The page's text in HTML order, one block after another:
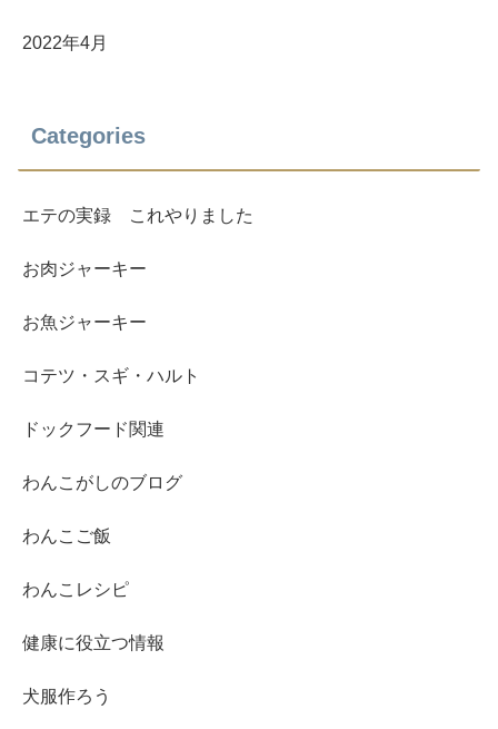
2022年4月
Categories
エテの実録 これやりました
お肉ジャーキー
お魚ジャーキー
コテツ・スギ・ハルト
ドックフード関連
わんこがしのブログ
わんこご飯
わんこレシピ
健康に役立つ情報
犬服作ろう